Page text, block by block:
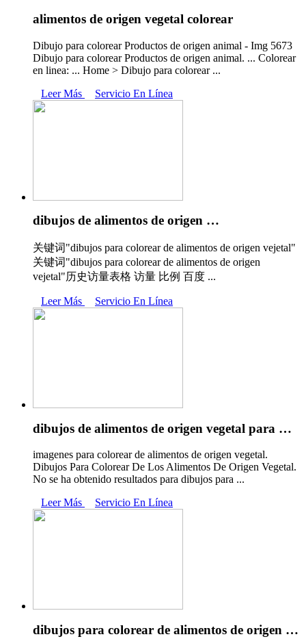
alimentos de origen vegetal colorear
Dibujo para colorear Productos de origen animal - Img 5673
Dibujo para colorear Productos de origen animal. ... Colorear
en linea: ... Home > Dibujo para colorear ...
Leer Más
Servicio En Línea
dibujos de alimentos de origen …
关键词"dibujos para colorear de alimentos de origen vejetal"
关键词"dibujos para colorear de alimentos de origen
vejetal"历史访量表格 访量 比例 百度 ...
Leer Más Servicio En Línea
dibujos de alimentos de origen vegetal para …
imagenes para colorear de alimentos de origen vegetal.
Dibujos Para Colorear De Los Alimentos De Origen Vegetal.
No se ha obtenido resultados para dibujos para ...
Leer Más
Servicio En Línea
dibujos para colorear de alimentos de origen …